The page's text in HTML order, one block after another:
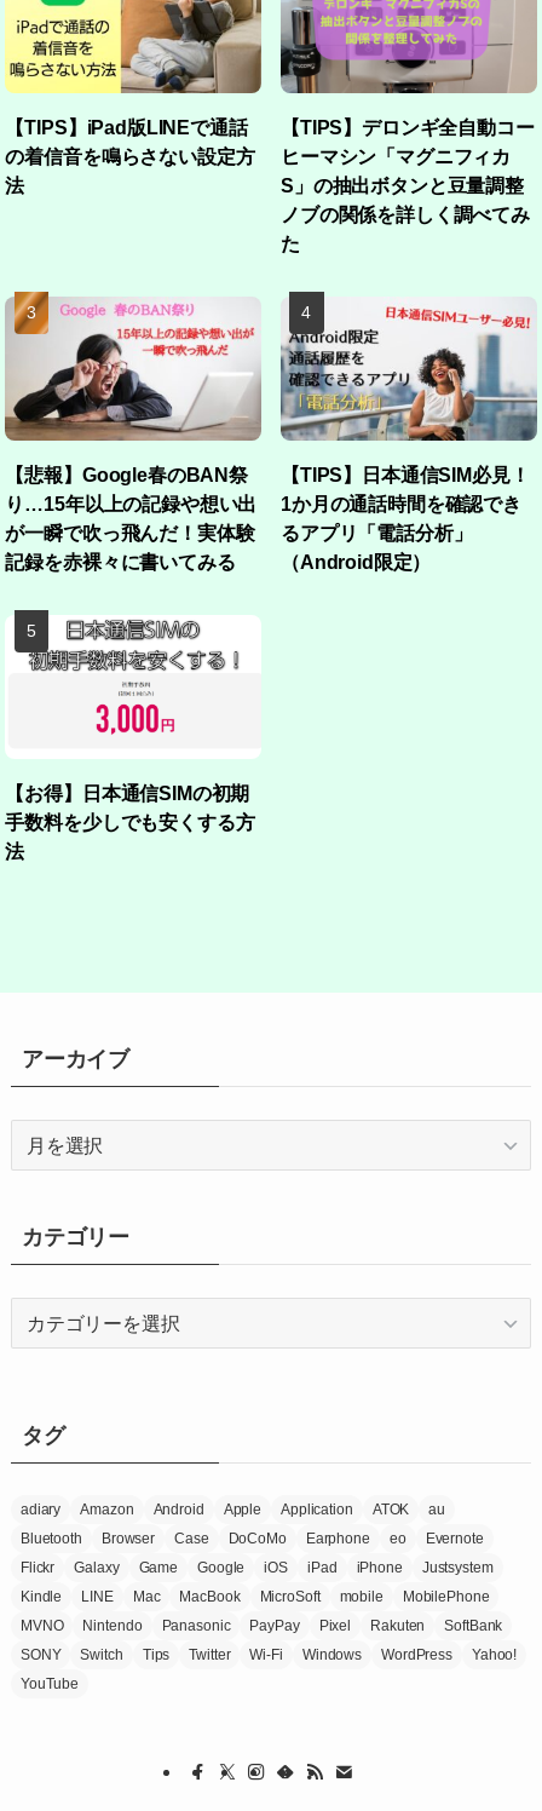
【TIPS】iPad版LINEで通話
の着信音を鳴らさない設定方
法
【TIPS】デロンギ全自動コー
ヒーマシン「マグニフィカ
S」の抽出ボタンと豆量調整
ノブの関係を詳しく調べてみ
た
【悲報】Google春のBAN祭
り…15年以上の記録や想い出
が一瞬で吹っ飛んだ！実体験
記録を赤裸々に書いてみる
【TIPS】日本通信SIM必見！
1か月の通話時間を確認でき
るアプリ「電話分析」
（Android限定）
【お得】日本通信SIMの初期
手数料を少しでも安くする方
法
アーカイブ
ブ
カテゴリー
ータグ
adiary Amazon Android Apple Application ATOK
au
Bluetooth
Browser Case DoCoMo Earphone eo
Evernote
Flickr
Galaxy Game Google iOS iPad iPhone
Justsystem
Kindle
LINE Mac MacBook MicroSoft mobile
MobilePhone
MVNO
Nintendo Panasonic PayPay Pixel Rakuten
SoftBank
SONY
Switch Tips Twitter Wi-Fi Windows WordPress
Yahoo!
YouTube